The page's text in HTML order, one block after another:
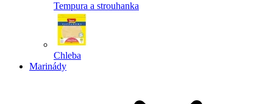
Tempura a strouhanka
Chleba
Marinády